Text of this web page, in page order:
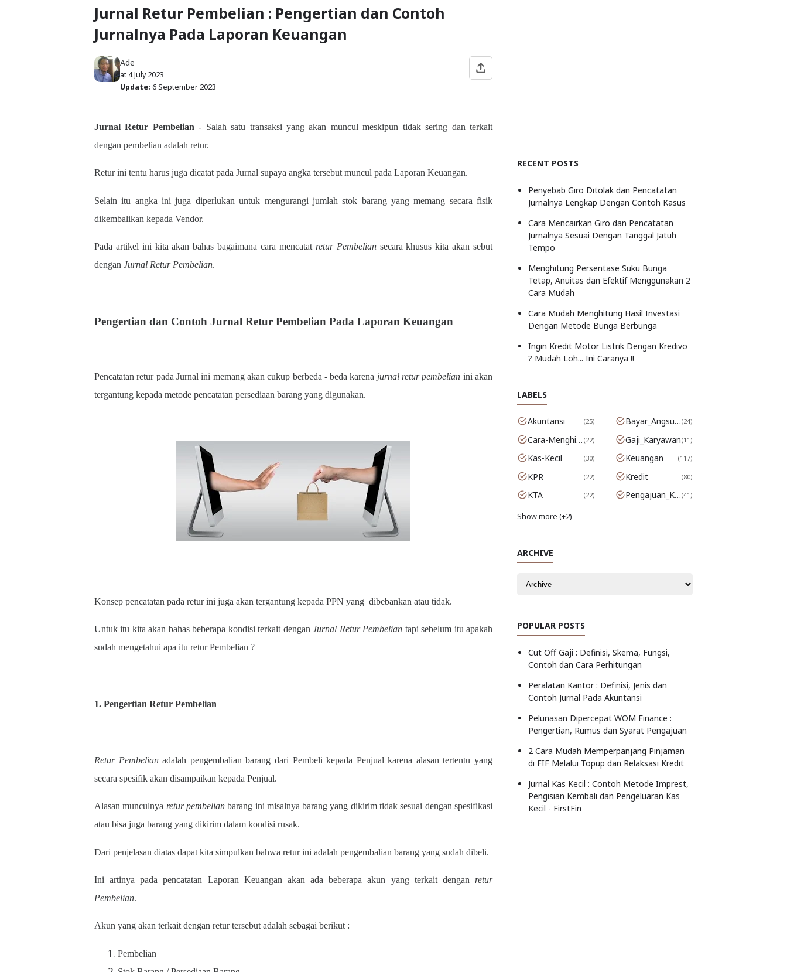
Jurnal Retur Pembelian : Pengertian dan Contoh
Jurnalnya Pada Laporan Keuangan
Ade
at 4 July 2023
Update: 6 September 2023
Jurnal Retur Pembelian - Salah satu transaksi yang akan muncul meskipun tidak sering dan terkait
dengan pembelian adalah retur.
Retur ini tentu harus juga dicatat pada Jurnal supaya angka tersebut muncul pada Laporan Keuangan.
Selain itu angka ini juga diperlukan untuk mengurangi jumlah stok barang yang memang secara fisik
dikembalikan kepada Vendor.
Pada artikel ini kita akan bahas bagaimana cara mencatat retur Pembeliansecara khusus kita akan sebut
dengan Jurnal Retur Pembelian.
Pengertian dan Contoh Jurnal Retur Pembelian Pada Laporan Keuangan
Pencatatan retur pada Jurnal ini memang akan cukup berbeda - beda karena jurnal retur pembelian ini akan
tergantung kepada metode pencatatan persediaan barang yang digunakan.
Konsep pencatatan pada retur ini juga akan tergantung kepada PPN yang dibebankan atau tidak.
Untuk itu kita akan bahas beberapa kondisi terkait denganJurnal Retur Pembelian tapi sebelum itu apakah
sudah mengetahui apa itu retur Pembelian ?
1. Pengertian Retur Pembelian
Retur Pembelianadalah pengembalian barang dari Pembeli kepada Penjual karena alasan tertentu yang
secara spesifik akan disampaikan kepada Penjual.
Alasan munculnya retur pembelianbarang ini misalnya barang yang dikirim tidak sesuai dengan spesifikasi
atau bisa juga barang yang dikirim dalam kondisi rusak.
Dari penjelasan diatas dapat kita simpulkan bahwa retur ini adalah pengembalian barang yang sudah dibeli.
Ini artinya pada pencatatan Laporan Keuangan akan ada beberapa akun yang terkait dengan retur
Pembelian.
Akun yang akan terkait dengan retur tersebut adalah sebagai berikut :
Pembelian
RECENT POSTS
Penyebab Giro Ditolak dan Pencatatan
Jurnalnya Lengkap Dengan Contoh Kasus
Cara Mencairkan Giro dan Pencatatan
Jurnalnya Sesuai Dengan Tanggal Jatuh
Tempo
Menghitung Persentase Suku Bunga
Tetap, Anuitas dan Efektif Menggunakan 2
Cara Mudah
Cara Mudah Menghitung Hasil Investasi
Dengan Metode Bunga Berbunga
Ingin Kredit Motor Listrik Dengan Kredivo
? Mudah Loh... Ini Caranya !!
LABELS
Akuntansi 25 Bayar_Angsuran 24
Cara-Menghitung-Bunga 22 Gaji_Karyawan 11
Kas-Kecil 30 Keuangan 117
KPR 22 Kredit 80
KTA 22 Pengajuan_Kredit 41
Show more (+2)
ARCHIVE
POPULAR POSTS
Cut Off Gaji : Definisi, Skema, Fungsi,
Contoh dan Cara Perhitungan
Peralatan Kantor : Definisi, Jenis dan
Contoh Jurnal Pada Akuntansi
Pelunasan Dipercepat WOM Finance :
Pengertian, Rumus dan Syarat Pengajuan
2 Cara Mudah Memperpanjang Pinjaman
di FIF Melalui Topup dan Relaksasi Kredit
Jurnal Kas Kecil : Contoh Metode Imprest,
Pengisian Kembali dan Pengeluaran Kas
Kecil - FirstFin